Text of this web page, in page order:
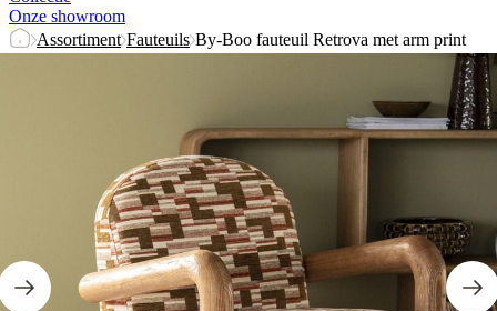
Onze showroom
Assortiment Fauteuils By-Boo fauteuil Retrova met arm print